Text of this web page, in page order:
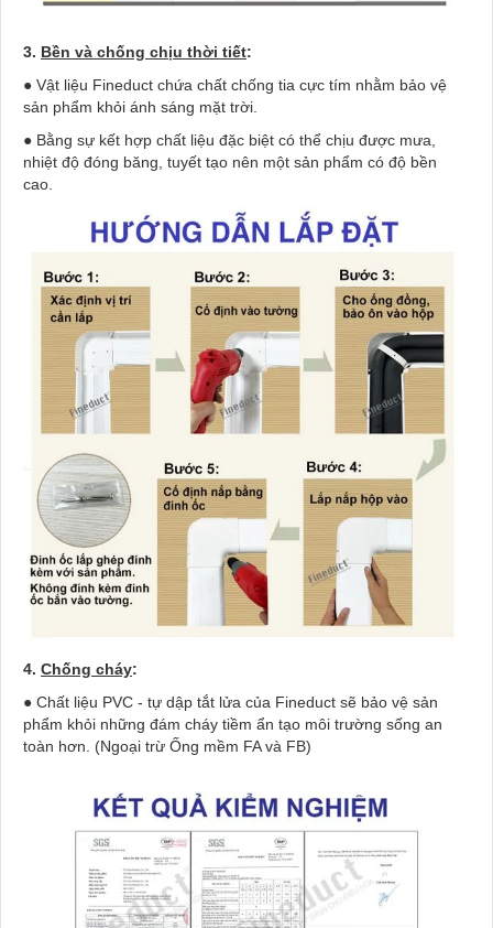
3. Bền và chống chịu thời tiết:
● Vật liệu Fineduct chứa chất chống tia cực tím nhằm bảo vệ
sản phẩm khỏi ánh sáng mặt trời.
● Bằng sự kết hợp chất liệu đặc biệt có thể chịu được mưa,
nhiệt độ đóng băng, tuyết tạo nên một sản phẩm có độ bền
cao.
4. Chống cháy:
● Chất liệu PVC - tự dập tắt lửa của Fineduct sẽ bảo vệ sản
phẩm khỏi những đám cháy tiềm ẩn tạo môi trường sống an
toàn hơn. (Ngoại trừ Ống mềm FA và FB)